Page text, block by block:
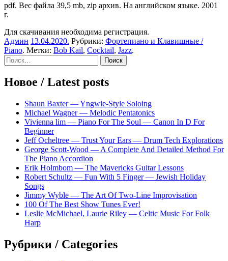
pdf. Вес файла 39,5 mb, zip архив. На английском языке. 2001
г.
Для скачивания необходима регистрация.
Админ 13.04.2020. Рубрики: Фортепиано и Клавишные /
Piano. Метки: Bob Kail, Cocktail, Jazz.
Sidebar
Найти:
Новое / Latest posts
Shaun Baxter — Yngwie-Style Soloing
Michael Wagner — Melodic Pentatonics
Vivienna lim — Piano For The Soul — Canon In D For
Beginner
Jeff Ocheltree — Trust Your Ears — Drum Tech Explorations
George Scott-Wood — A Complete And Detailed Method For
The Piano Accordion
Erik Holmbom — The Mavericks Guitar Lessons
Robert Schultz — Fun With 5 Finger — Jewish Holiday
Songs
Jimmy Wyble — The Art Of Two-Line Improvisation
100 Of The Best Show Tunes Ever!
Leslie McMichael, Laurie Riley — Celtic Music For Folk
Harp
Рубрики / Categories